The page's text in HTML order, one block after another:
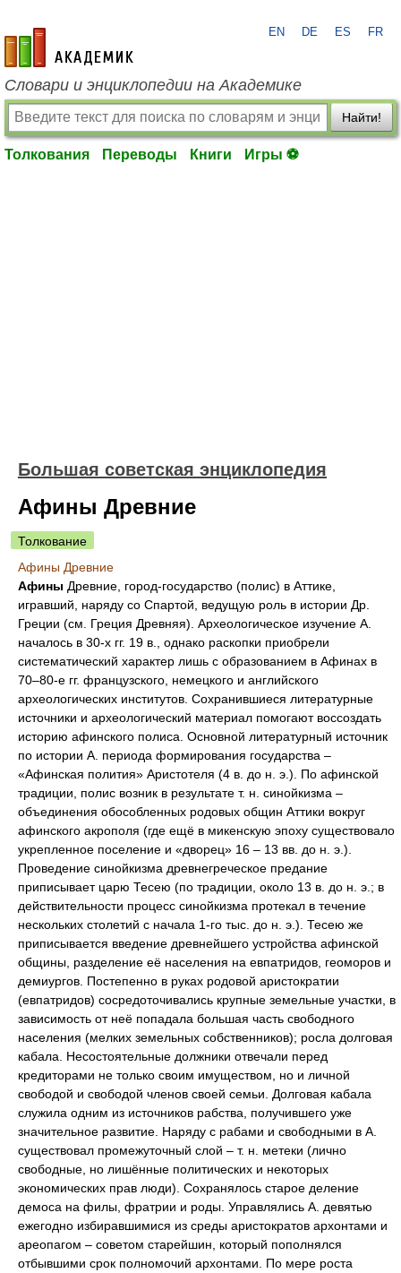
academic.ru
EN DE ES FR
Словари и энциклопедии на Академике
Найти!
Толкования Переводы Книги Игры ⚽
Большая советская энциклопедия
Афины Древние
Толкование
Афины Древние
Афины Древние, город-государство (полис) в Аттике
игравший, наряду со Спартой
ведущую роль в истории Др.
Греции (см. Греция Древняя). Археологическое изучение А.
началось в 30-х гг. 19 в., однако раскопки приобрели
систематический характер лишь с образованием в Афинах в
70‒80-е гг. французского, немецкого и английского
археологических институтов. Сохранившиеся литературные
источники и археологический материал помогают воссоздать
историю афинского полиса. Основной литературный источник
по истории А. периода формирования государства ‒
«Афинская полития» Аристотеля (4 в. до н. э.). По афинской
традиции, полис возник в результате т. н. синойкизма ‒
объединения обособленных родовых общин Аттики вокруг
афинского акрополя (где ещё в микенскую эпоху существовало
укрепленное поселение и «дворец» 16 ‒ 13 вв. до н. э.).
Проведение синойкизма древнегреческое предание
приписывает царю Тесею (по традиции, около 13 в. до н. э.; в
действительности процесс синойкизма протекал в течение
нескольких столетий с начала 1-го тыс. до н. э.). Тесею же
приписывается введение древнейшего устройства афинской
общины, разделение её населения на евпатридов геоморов и
демиургов Постепенно в руках родовой аристократии
(евпатридов) сосредоточивались крупные земельные участки, в
зависимость от неё попадала большая часть свободного
населения (мелких земельных собственников); росла долговая
кабала. Несостоятельные должники отвечали перед
кредиторами не только своим имуществом, но и личной
свободой и свободой членов своей семьи. Долговая кабала
служила одним из источников рабства, получившего уже
значительное развитие. Наряду с рабами и свободными в А.
существовал промежуточный слой ‒ т. н. метеки (лично
свободные, но лишённые политических и некоторых
экономических прав люди). Сохранялось старое деление
демоса на филы фратрии и роды. Управлялись А. девятью
ежегодно избиравшимися из среды аристократов архонтами и
ареопагом ‒ советом старейшин, который пополнялся
отбывшими срок полномочий архонтами. По мере роста